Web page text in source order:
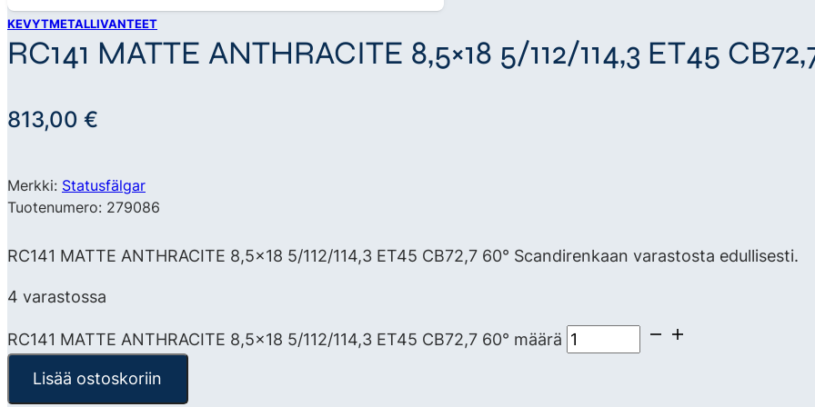
KEVYTMETALLIVANTEET
RC141 MATTE ANTHRACITE 8,5×18 5/112/114,3 ET45
813,00 €
Merkki: Statusfälgar
Tuotenumero: 279086
RC141 MATTE ANTHRACITE 8,5×18 5/112/114,3 ET45 CB72,7 60° Scandirenkaan varastosta edullisesti.
4 varastossa
RC141 MATTE ANTHRACITE 8,5x18 5/112/114,3 ET45 CB72,7 60° määrä
Lisää ostoskoriin